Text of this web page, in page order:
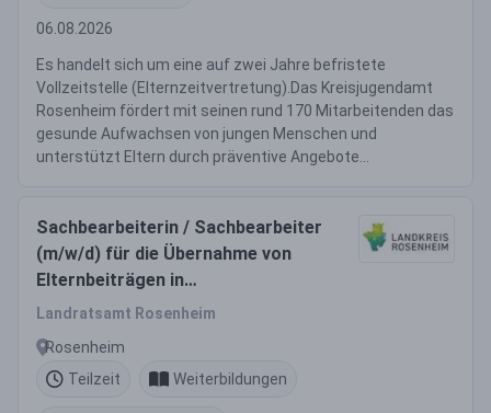
06.08.2026
Es handelt sich um eine auf zwei Jahre befristete
Vollzeitstelle (Elternzeitvertretung).Das Kreisjugendamt
Rosenheim fördert mit seinen rund 170 Mitarbeitenden das
gesunde Aufwachsen von jungen Menschen und
unterstützt Eltern durch präventive Angebote...
Sachbearbeiterin / Sachbearbeiter
(m/w/d) für die Übernahme von
Elternbeiträgen in
Kindertageseinrichtungen Teilzeit
Landratsamt Rosenheim
Rosenheim
Teilzeit
Weiterbildungen